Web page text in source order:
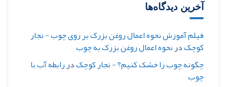
آخرین دیدگاه‌ها
فیلم آموزش نحوه اعمال روغن بزرک بر روی چوب - نجار
کوچکدرنحوه اعمال روغن بزرک به چوب
چگونه چوب را خشک کنیم؟ - نجار کوچکدررابطه آب با
چوب